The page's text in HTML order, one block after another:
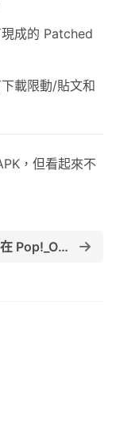
成的 Patched
載限動/貼文和
，但看起來不
下一篇: 在 Pop!_OS 安裝 Fcitx5 小麥注音輸入法